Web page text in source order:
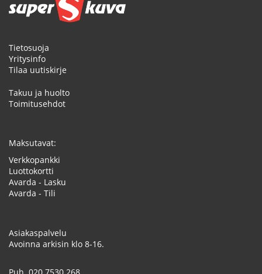
Tietosuoja
Yritysinfo
Tilaa uutiskirje
Takuu ja huolto
Toimitusehdot
Maksutavat:
Verkkopankki
Luottokortti
Avarda - Lasku
Avarda - Tili
Asiakaspalvelu
Avoinna arkisin klo 8-16.